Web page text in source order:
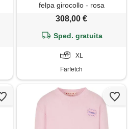
felpa girocollo - rosa
308,00 €
Sped. gratuita
XL
Farfetch